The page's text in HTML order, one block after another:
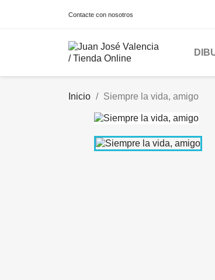
Contacte con nosotros
Inicio Siempre la vida, amigo